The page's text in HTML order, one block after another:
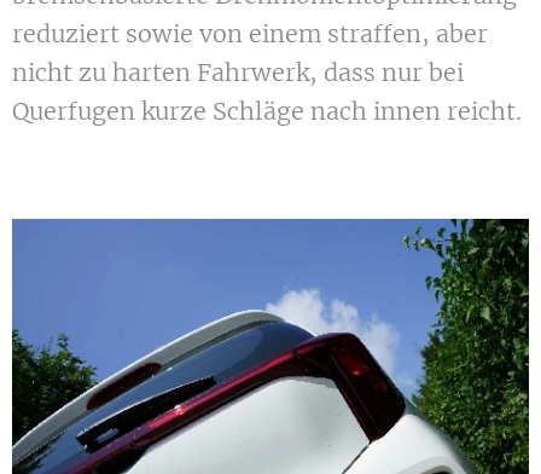
reduziert sowie von einem straffen, aber
nicht zu harten Fahrwerk, dass nur bei
Querfugen kurze Schläge nach innen reicht.